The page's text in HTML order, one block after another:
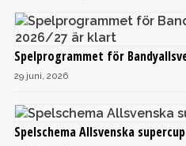
Spelprogrammet för
29 juni, 2026
Spelschema Allsvenska